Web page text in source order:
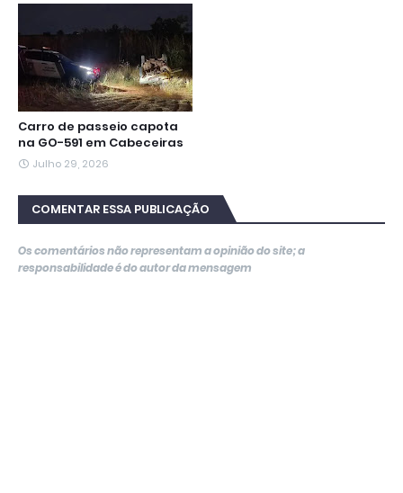
Carro de passeio capota
na GO-591 em Cabeceiras
Julho 29, 2026
COMENTAR ESSA PUBLICAÇÃO
Os comentários não representam a opinião do site; a
responsabilidade é do autor da mensagem